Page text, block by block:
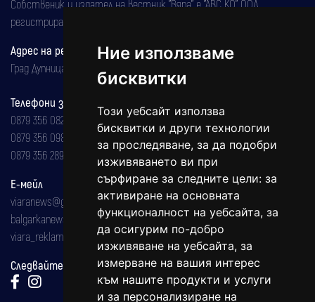
Ние използваме
бисквитки
Този уебсайт използва
бисквитки и други технологии
за проследяване, за да подобри
изживяването ви при
сърфиране за следните цели: за
активиране на основната
функционалност на уебсайта, за
да осигурим по-добро
изживяване на уебсайта, за
измерване на вашия интерес
към нашите продукти и услуги
и за персонализиране на
Собственик и издател на вестник "Вяра" е "АВС КО" ООД,
регистрирана на 08.05.2002 година.
Адрес на редакцията
Град Дупница, ул.''Христо Ботев" 43
Телефони за реклама и абонаменти
0879 356 082
0879 356 098
0879 356 289
Е-мейл
viaranews@gmail.com
balgarkanews@gmail.com
viara_reklama@mail.bg
Следвайте ни: